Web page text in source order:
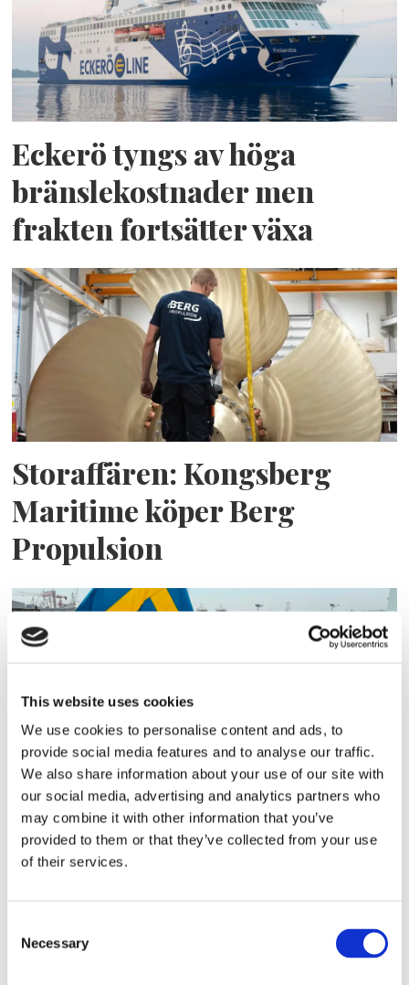
This website uses cookies
We use cookies to personalise content and ads, to
provide social media features and to analyse our traffic.
We also share information about your use of our site with
our social media, advertising and analytics partners who
may combine it with other information that you’ve
provided to them or that they’ve collected from your use
of their services.
Selection
Necessary
Eckerö tyngs av höga
bränslekostnader men
frakten fortsätter växa
Storaffären: Kongsberg
Maritime köper Berg
Propulsion
Sirius tar leverans av
nybygge